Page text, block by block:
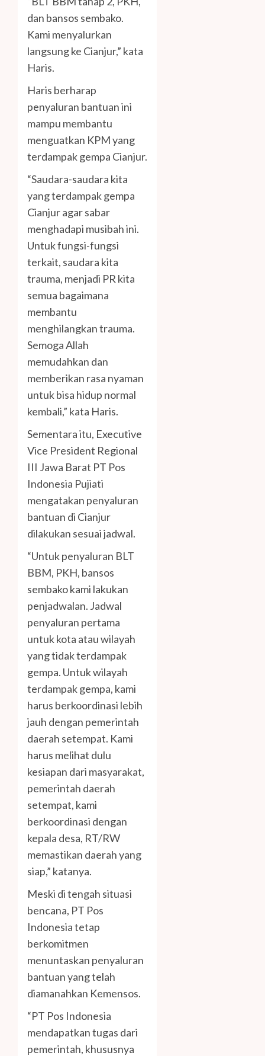
dan bansos sembako.
Kami menyalurkan
langsung ke Cianjur,” kata
Haris.
Haris berharap
penyaluran bantuan ini
mampu membantu
menguatkan KPM yang
terdampak gempa Cianjur.
“Saudara-saudara kita
yang terdampak gempa
Cianjur agar sabar
menghadapi musibah ini.
Untuk fungsi-fungsi
terkait, saudara kita
trauma, menjadi PR kita
semua bagaimana
membantu
menghilangkan trauma.
Semoga Allah
memudahkan dan
memberikan rasa nyaman
untuk bisa hidup normal
kembali,” kata Haris.
Sementara itu, Executive
Vice President Regional
III Jawa Barat PT Pos
Indonesia Pujiati
mengatakan penyaluran
bantuan di Cianjur
dilakukan sesuai jadwal.
“Untuk penyaluran BLT
BBM, PKH, bansos
sembako kami lakukan
penjadwalan. Jadwal
penyaluran pertama
untuk kota atau wilayah
yang tidak terdampak
gempa. Untuk wilayah
terdampak gempa, kami
harus berkoordinasi lebih
jauh dengan pemerintah
daerah setempat. Kami
harus melihat dulu
kesiapan dari masyarakat,
pemerintah daerah
setempat, kami
berkoordinasi dengan
kepala desa, RT/RW
memastikan daerah yang
siap,” katanya.
Meski di tengah situasi
bencana, PT Pos
Indonesia tetap
berkomitmen
menuntaskan penyaluran
bantuan yang telah
diamanahkan Kemensos.
“PT Pos Indonesia
mendapatkan tugas dari
pemerintah, khususnya